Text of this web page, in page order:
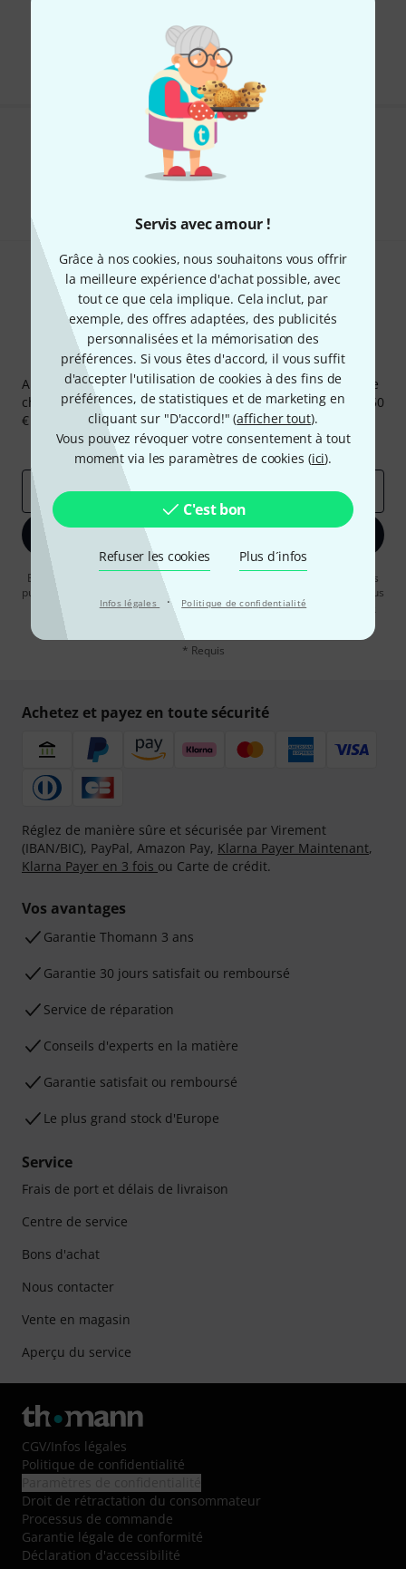
Servis avec amour !
Grâce à nos cookies, nous souhaitons vous offrir
la meilleure expérience d'achat possible, avec
tout ce que cela implique. Cela inclut, par
exemple, des offres adaptées, des publicités
personnalisées et la mémorisation des
préférences. Si vous êtes d'accord, il vous suffit
d'accepter l'utilisation de cookies à des fins de
préférences, de statistiques et de marketing en
cliquant sur "D'accord!" (afficher tout).
Vous pouvez révoquer votre consentement à tout
moment via les paramètres de cookies (ici).
C'est bon
Refuser les cookies Plus d´infos
Infos légales · Politique de confidentialité
Envoi gratuit à partir de 69 €
Les prix sont indiqués avec TVA comprise
Aimez-vous ce que vous voyez ?
Newsletters Thomann
Abonnez-vous à la newsletter Thomann et, avec un peu de
chance, gagnez l'un des 50 bons d'achat d'une valeur de 50
€ chacun!
Articles inspirants
Deals Aperçus Thomann
Adresse e-mail*
S'inscrire maintenant
En cliquant sur "S'inscrire maintenant", vous acceptez de recevoir des
publicités par e-mail. La désinscription est possible à tout moment. Vous
pouvez trouver plus d'informations à ce sujet dans notre
confidentialité
* Requis
Achetez et payez en toute sécurité
Réglez de manière sûre et sécurisée par Virement
(IBAN/BIC), PayPal, Amazon Pay, Klarna Payer Maintenant,
Klarna Payer en 3 fois ou Carte de crédit.
Vos avantages
Ga­ran­tie Thomann 3 ans
Garantie 30 jours satisfait ou remboursé
Service de réparation
Conseils d'experts en la matière
Garantie satisfait ou remboursé
Le plus grand stock d'Europe
Service
Frais de port et délais de livraison
Centre de service
Bons d'achat
Nous contacter
Vente en magasin
Aperçu du service
CGV/Infos légales
Politique de confidentialité
Droit de rétractation du consommateur
Processus de commande
Garantie légale de conformité
Déclaration d'accessibilité